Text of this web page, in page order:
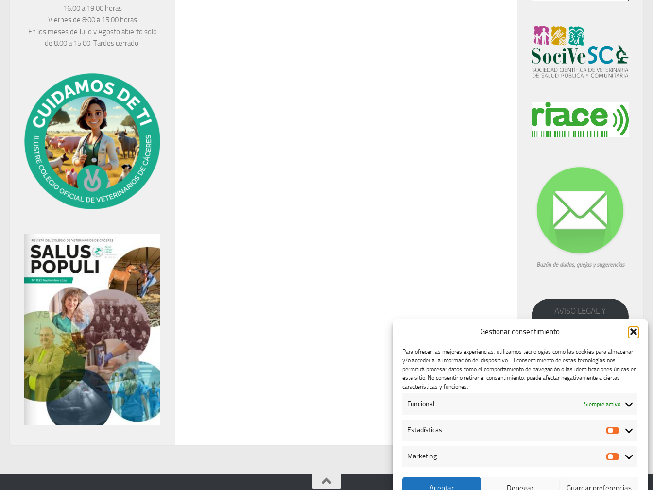
Gestionar consentimiento
Para ofrecer las mejores experiencias, utilizamos tecnologías como las cookies para almacenar
y/o acceder a la información del dispositivo. El consentimiento de estas tecnologías nos
permitirá procesar datos como el comportamiento de navegación o las identificaciones únicas en
este sitio. No consentir o retirar el consentimiento, puede afectar negativamente a ciertas
características y funciones.
Funcional Siempre activo
Estadísticas
Marketing
Marketing
Aceptar Denegar Guardar preferencias
16:00 a 19:00 horas
Viernes de 8:00 a 15:00 horas
En los meses de Julio y Agosto abierto solo
de 8:00 a 15:00. Tardes cerrado.
Buzón de dudas, quejas y sugerencias
AVISO LEGAL Y